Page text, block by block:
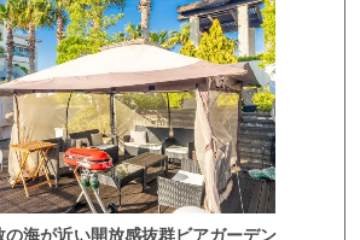
海が近い開放感抜群ビアガーデン